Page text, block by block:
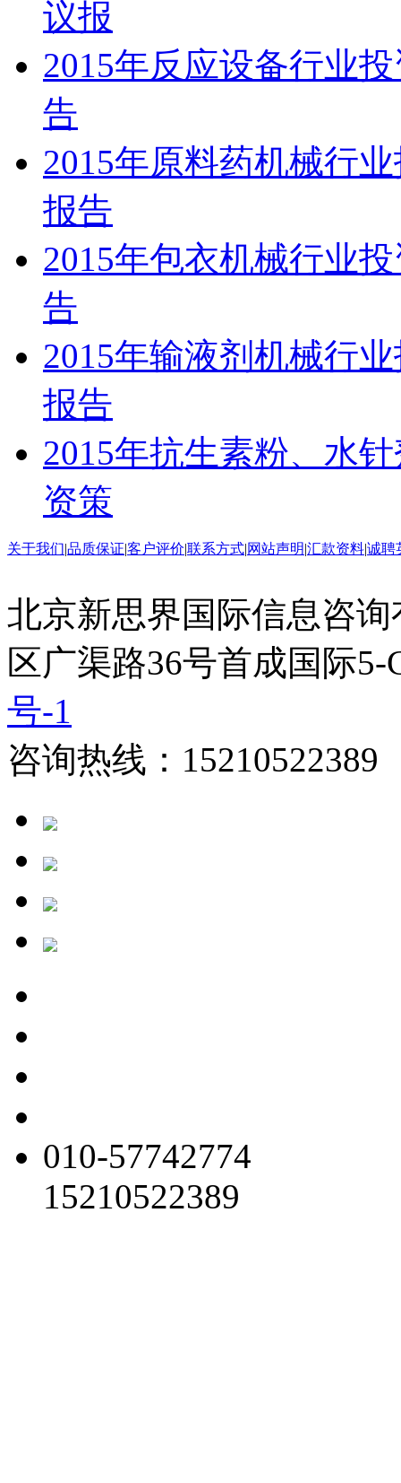
议报
2015年反应设备行业
告
2015年原料药机械行
报告
2015年包衣机械行业
告
2015年输液剂机械行
报告
2015年抗生素粉、水
资策
关于我们|品质保证|客户评价|联系方式|网站声明|汇款资料|诚聘
北京新思界国际信息咨
区广渠路36号首成国际
号-1
咨询热线：
010-57742774
15210522389